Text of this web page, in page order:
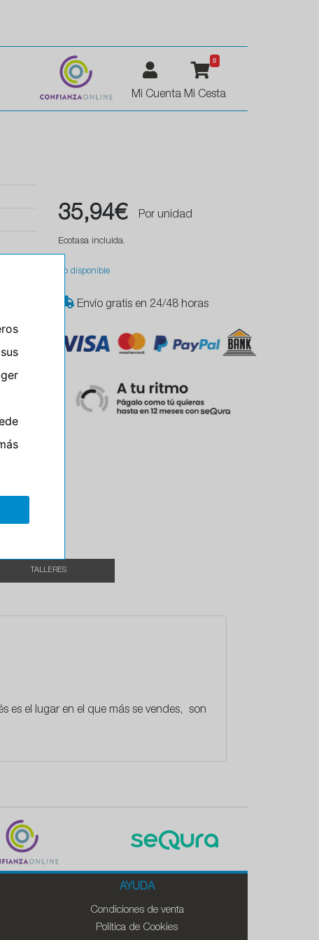
Mi Cuenta
0
Mi Cesta
35,94€ Por unidad
Ecotasa incluida.
No disponible
Envío gratis en 24/48 horas
TALLERES
es el lugar en el que más se vendes, son
AYUDA
Condiciones de venta
Política de Cookies